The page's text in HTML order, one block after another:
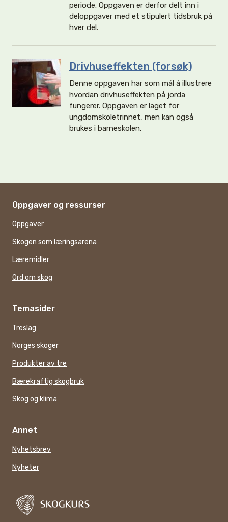
periode. Oppgaven er derfor delt inn i
deloppgaver med et stipulert tidsbruk på
hver del.
Drivhuseffekten (forsøk)
Denne oppgaven har som mål å illustrere
hvordan drivhuseffekten på jorda
fungerer. Oppgaven er laget for
ungdomskoletrinnet, men kan også
brukes i barneskolen.
Oppgaver og ressurser
Oppgaver
Skogen som læringsarena
Læremidler
Ord om skog
Temasider
Treslag
Norges skoger
Produkter av tre
Bærekraftig skogbruk
Skog og klima
Annet
Nyhetsbrev
Nyheter